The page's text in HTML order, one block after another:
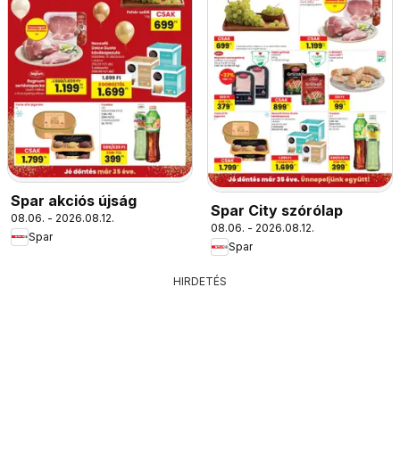
Spar akciós újság
08.06. - 2026.08.12.
Spar
Spar City szórólap
08.06. - 2026.08.12.
Spar
HIRDETÉS